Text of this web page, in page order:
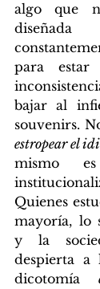
algo que
para
bajar al
estropear el
mismo
Quienes
mayoría, lo
y la
despierta a
dicotomía